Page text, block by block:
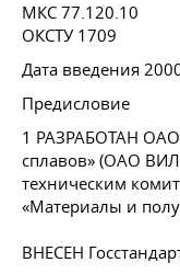
МКС 77.120.10
ОКСТУ 1709
Дата введения
Предисловие
1 РАЗРАБОТАН ОАО
сплавов» (ОАО
техническим
«Материалы и
ВНЕСЕН